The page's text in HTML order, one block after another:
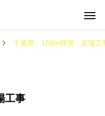
千葉県 150m煙突 足場工
工事